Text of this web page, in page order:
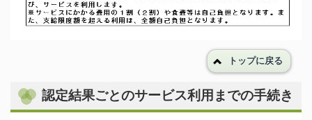
トップに戻る
認定結果ごとのサービス利用までの手続き